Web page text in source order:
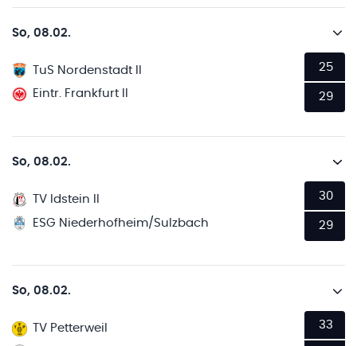
So, 08.02.
TuS Nordenstadt II
Eintr. Frankfurt II
25
29
So, 08.02.
TV Idstein II
ESG Niederhofheim/Sulzbach
30
29
So, 08.02.
TV Petterweil
33